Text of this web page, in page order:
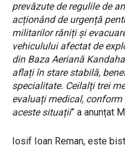
prevăzute de regulile de
acționând de urgență
militarilor răniți și
vehiculului afectat de
din Baza Aeriană
aflați în stare stabilă,
specialitate. Ceilalți trei
evaluați medical,
aceste situații” a anunțat
Iosif Ioan Reman, este